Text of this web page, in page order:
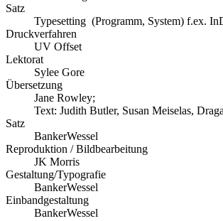
Satz
Typesetting (Programm, System) f.ex.
Druckverfahren
UV Offset
Lektorat
Sylee Gore
Übersetzung
Jane Rowley;
Text: Judith Butler, Susan Meiselas,
Satz
BankerWessel
Reproduktion / Bildbearbeitung
JK Morris
Gestaltung/Typografie
BankerWessel
Einbandgestaltung
BankerWessel